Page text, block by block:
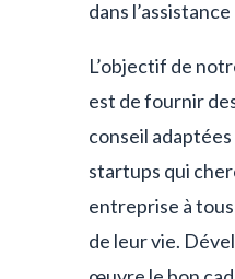
dans
L’objectif de
est de fournir
conseil
startups qui
entreprise à
de leur vie.